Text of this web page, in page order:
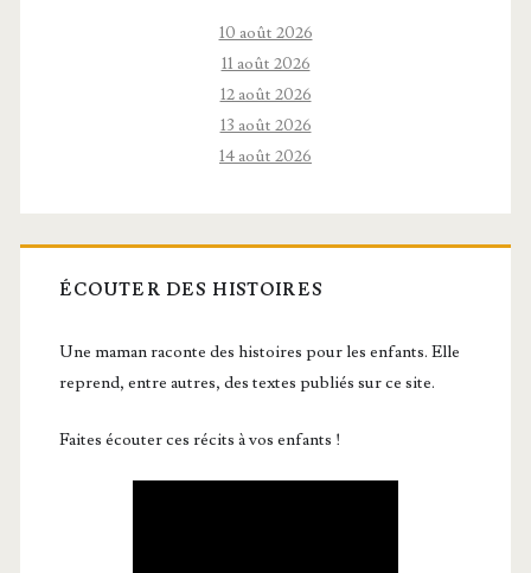
10 août 2026
11 août 2026
12 août 2026
13 août 2026
14 août 2026
ÉCOUTER DES HISTOIRES
Une maman raconte des histoires pour les enfants. Elle
reprend, entre autres, des textes publiés sur ce site.
Faites écouter ces récits à vos enfants !